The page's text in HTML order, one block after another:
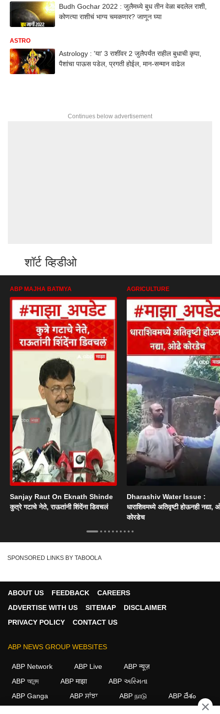
Budh Gochar 2022 : जुलैमध्ये बुध तीन वेळा बदलेल राशी,
कोणत्या राशीचं भाग्य चमकणार? जाणून घ्या
ASTRO
Astrology : 'या' 3 राशींवर 2 जुलैपर्यंत राहील बुधाची कृपा,
पैशांचा पाऊस पडेल, प्रगती होईल, मान-सन्मान वाढेल
Continues below advertisement
शॉर्ट व्हिडीओ
ABP MAJHA BATMYA
Sanjay Raut On Eknath Shinde
कुत्रे गटाचे नेते, राऊतांनी शिंदेंना डिवचलं
AGRICULTURE
Dharashiv Water Issue :
धाराशिवमध्ये अतिवृष्टी होऊनही नद्या,
कोरडेच
SPONSORED LINKS BY TABOOLA
ABOUT US FEEDBACK
CAREERS
ADVERTISE WITH US
SITEMAP
DISCLAIMER
PRIVACY POLICY
CONTACT US
ABP NEWS GROUP WEBSITES
ABP Network ABP Live
ABP न्यूज़
ABP আনন্দ
ABP माझा
ABP અસ્મિતા
ABP Ganga
ABP ਸਾਂਝਾ ABP நாடு ABP దేశం
×